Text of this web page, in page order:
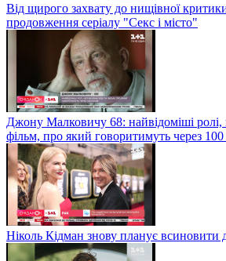
Від щирого захвату до нищівної
продовження серіалу "Секс і місто"
Джону Малковичу 68: найвідоміші ролі,
фільм, про який говоритимуть через 100
Ніколь Кідман знову планує всиновити